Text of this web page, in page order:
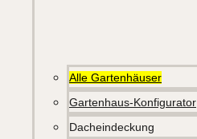
Alle Gartenhäuser
Gartenhaus-Konfigurator
Dacheindeckung